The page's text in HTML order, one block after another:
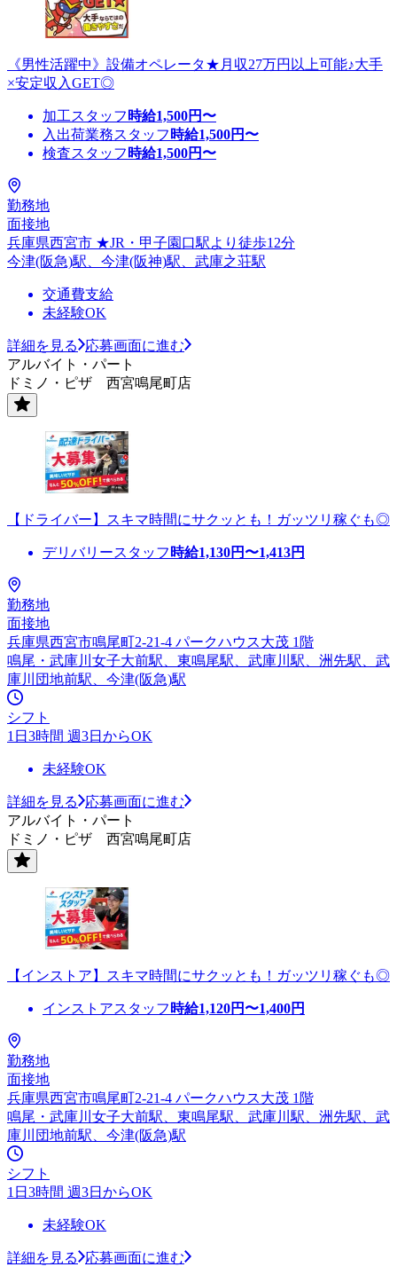
《男性活躍中》設備オペレータ★月収27万円以上可能♪大手
×安定収入GET◎
加工スタッフ 時給1,500円〜
入出荷業務スタッフ 時給1,500円〜
検査スタッフ 時給1,500円〜
勤務地
面接地
兵庫県西宮市 ★JR・甲子園口駅より徒歩12分
今津(阪急)駅、今津(阪神)駅、武庫之荘駅
交通費支給
未経験OK
詳細を見る
応募画面に進む
アルバイト・パート
ドミノ・ピザ 西宮鳴尾町店
【ドライバー】スキマ時間にサクッとも！ガッツリ稼ぐも◎
デリバリースタッフ 時給1,130円〜1,413円
勤務地
面接地
兵庫県西宮市鳴尾町2-21-4 パークハウス大茂 1階
鳴尾・武庫川女子大前駅、東鳴尾駅、武庫川駅、洲先駅、武
庫川団地前駅、今津(阪急)駅
シフト
1日3時間 週3日からOK
未経験OK
詳細を見る
応募画面に進む
アルバイト・パート
ドミノ・ピザ 西宮鳴尾町店
【インストア】スキマ時間にサクッとも！ガッツリ稼ぐも◎
インストアスタッフ 時給1,120円〜1,400円
勤務地
面接地
兵庫県西宮市鳴尾町2-21-4 パークハウス大茂 1階
鳴尾・武庫川女子大前駅、東鳴尾駅、武庫川駅、洲先駅、武
庫川団地前駅、今津(阪急)駅
シフト
1日3時間 週3日からOK
未経験OK
詳細を見る
応募画面に進む